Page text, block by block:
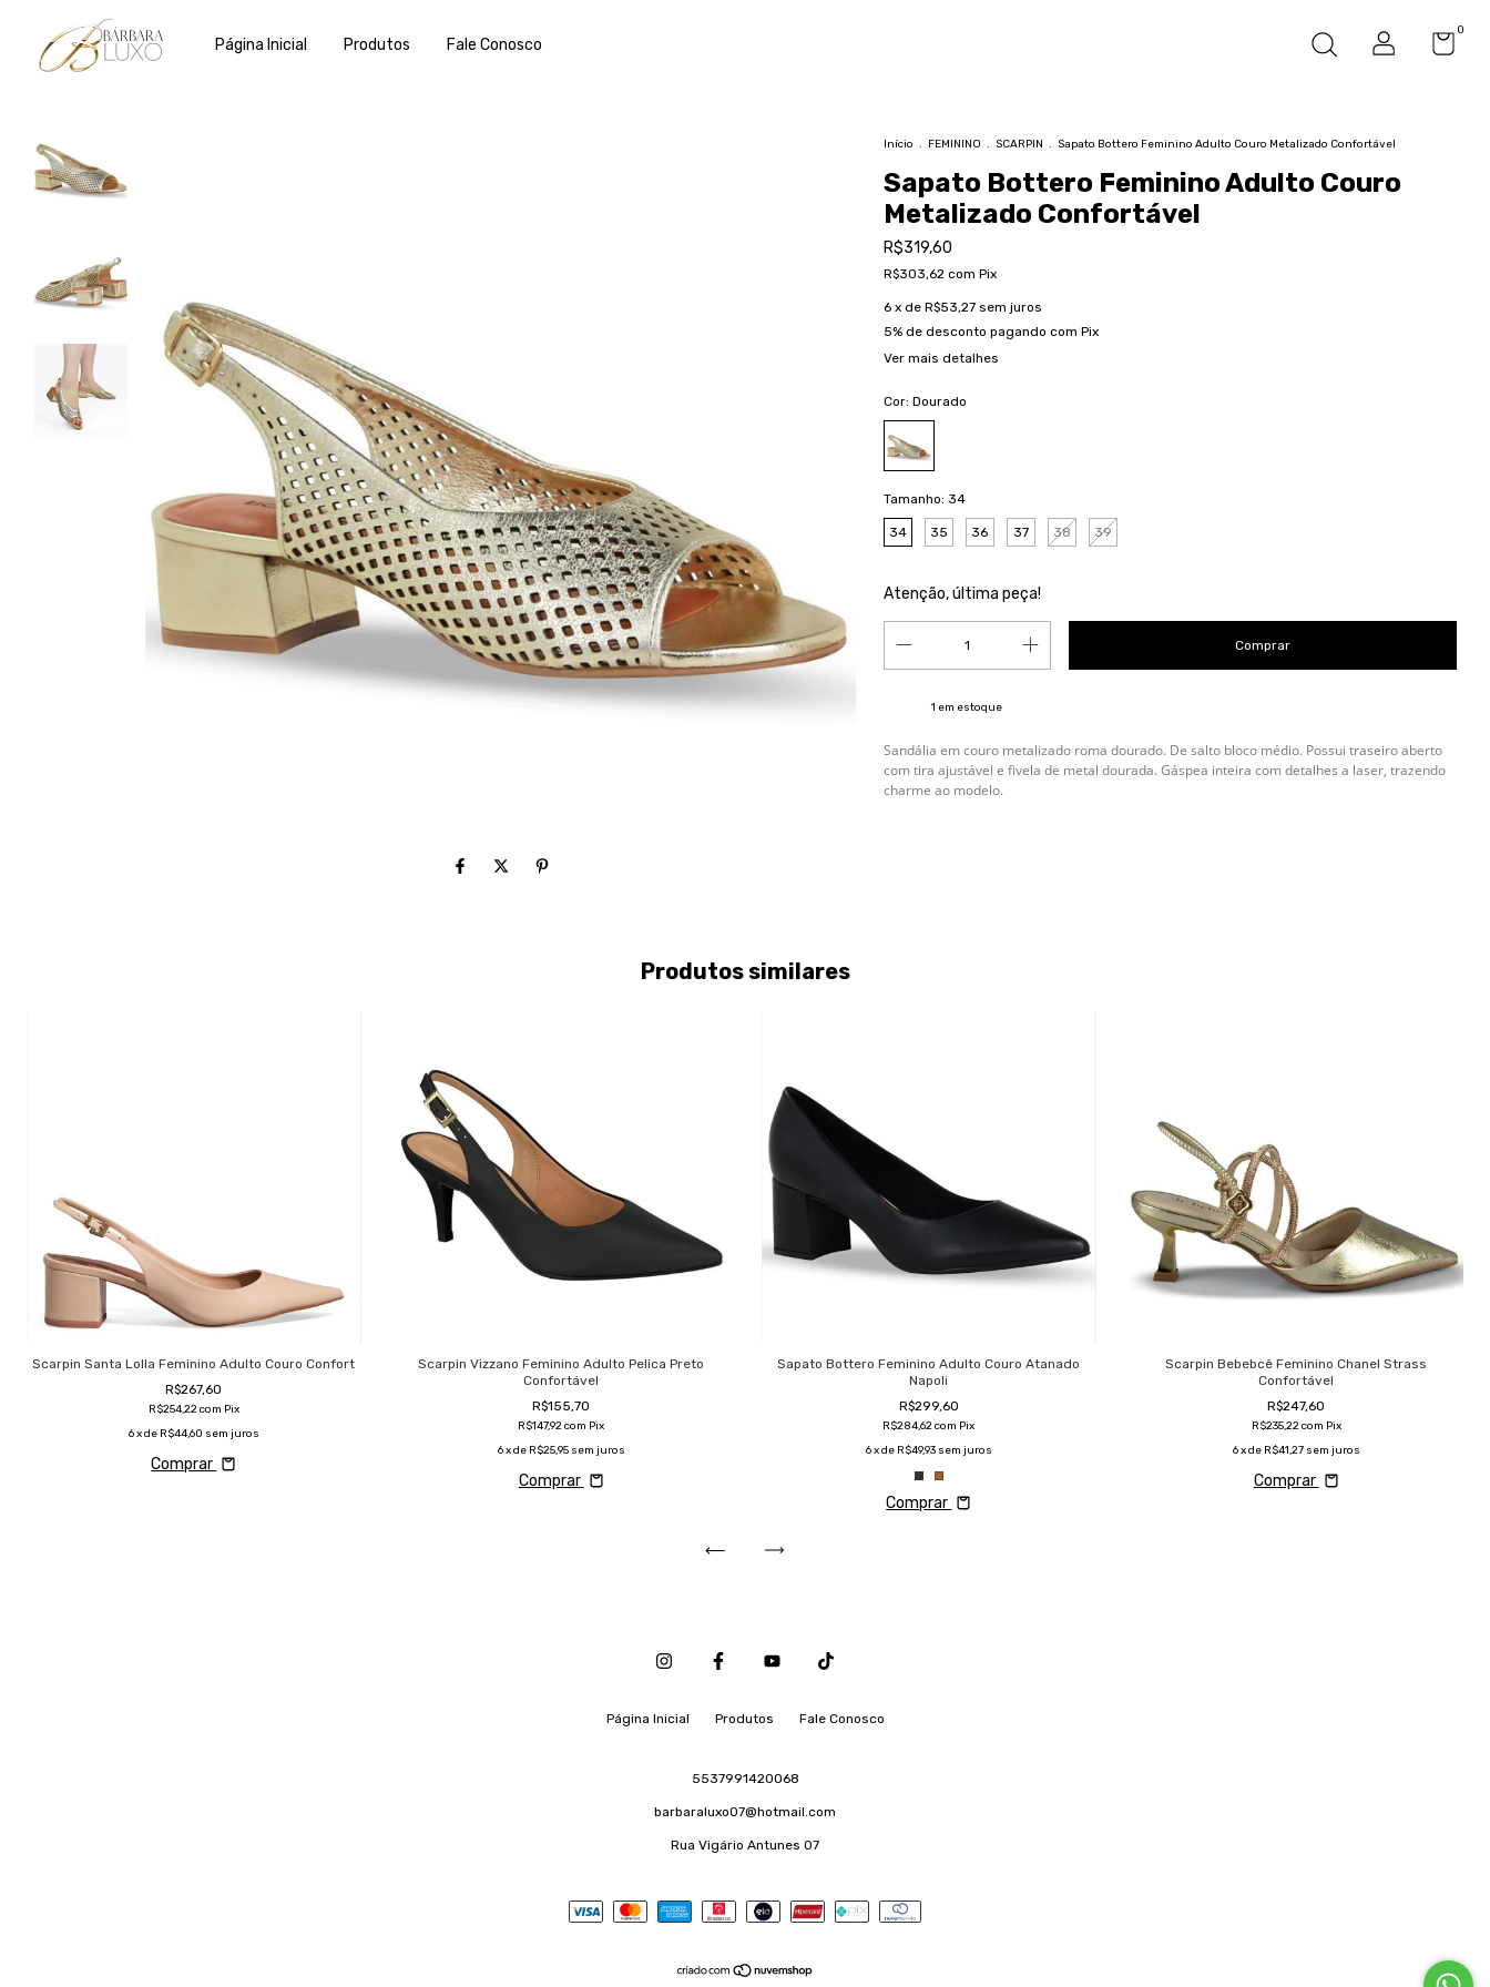
Página Inicial Produtos Fale Conosco
0
Início . FEMININO . SCARPIN . Sapato Bottero Feminino Adulto Couro Metalizado Confortável
Sapato Bottero Feminino Adulto Couro
Metalizado Confortável
R$319,60
R$303,62 com Pix
6 x de R$53,27 sem juros
5% de desconto pagando com Pix
Ver mais detalhes
Cor: Dourado
Tamanho: 34
34 35 36 37 38 39
Atenção, última peça!
1 em estoque
Sandália em couro metalizado roma dourado. De salto bloco médio. Possui traseiro aberto
com tira ajustável e fivela de metal dourada. Gáspea inteira com detalhes a laser, trazendo
charme ao modelo.
Produtos similares
Scarpin Santa Lolla Feminino Adulto Couro Confort
R$267,60
R$254,22com Pix
6x de R$44,60 sem juros
Comprar
Scarpin Vizzano Feminino Adulto Pelica Preto
Confortável
R$155,70
R$147,92com Pix
6x de R$25,95 sem juros
Comprar
Sapato Bottero Feminino Adulto Couro Atanado
Napoli
R$299,60
R$284,62com Pix
6x de R$49,93 sem juros
Comprar
Scarpin Bebebcê Feminino Chanel Strass
Confortável
R$247,60
R$235,22com Pix
6x de R$41,27 sem juros
Comprar
Página Inicial Produtos Fale Conosco
5537991420068
barbaraluxo07@hotmail.com
Rua Vigário Antunes 07